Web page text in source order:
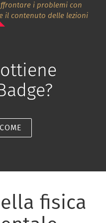
i problemi con
il contenuto delle lezioni
fisica